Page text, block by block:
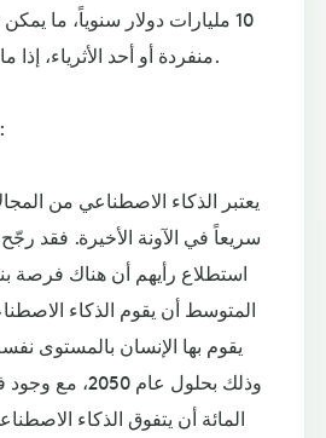
10 مليارات دولار سنوياً، ما
منفردة أو أحد الأثرياء، إذا ما تم التطبيق دون إهدار.
9 - الذكاء الاصطناعي:
يعتبر الذكاء الاصطناعي من
سريعاً في الآونة الأخيرة. فقد
المتوسط أن يقوم الذكاء
يقوم بها الإنسان بالمستوى
المائة أن يتفوق الذكاء